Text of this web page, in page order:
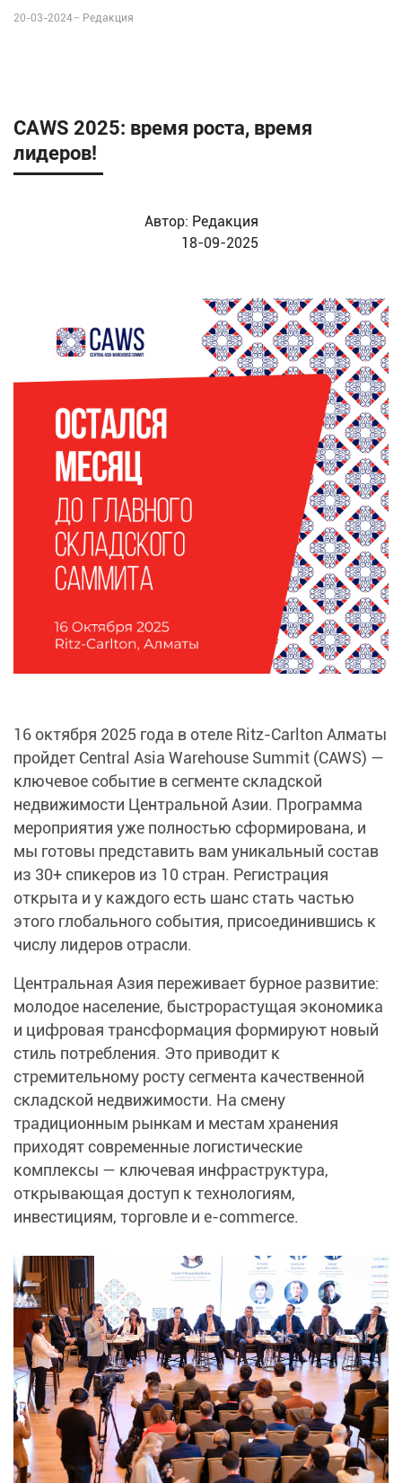
20-03-2024– Редакция
CAWS 2025: время роста, время
лидеров!
Автор: Редакция
18-09-2025
16 октября 2025 года в отеле Ritz-Carlton Алматы
пройдет Central Asia Warehouse Summit (CAWS) —
ключевое событие в сегменте складской
недвижимости Центральной Азии. Программа
мероприятия уже полностью сформирована, и
мы готовы представить вам уникальный состав
из 30+ спикеров из 10 стран. Регистрация
открыта и у каждого есть шанс стать частью
этого глобального события, присоединившись к
числу лидеров отрасли.​
Центральная Азия переживает бурное развитие:
молодое население, быстрорастущая экономика
и цифровая трансформация формируют новый
стиль потребления. Это приводит к
стремительному росту сегмента качественной
складской недвижимости.​ На смену
традиционным рынкам и местам хранения
приходят современные логистические
комплексы — ключевая инфраструктура,
открывающая доступ к технологиям,
инвестициям, торговле и e-commerce.